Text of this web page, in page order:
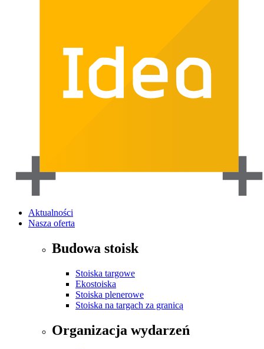
Aktualności
Nasza oferta
Budowa stoisk
Stoiska targowe
Ekostoiska
Stoiska plenerowe
Stoiska na targach za granicą
Organizacja wydarzeń